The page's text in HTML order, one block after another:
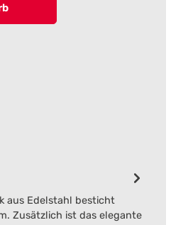
aus Edelstahl besticht
Zusätzlich ist das elegante